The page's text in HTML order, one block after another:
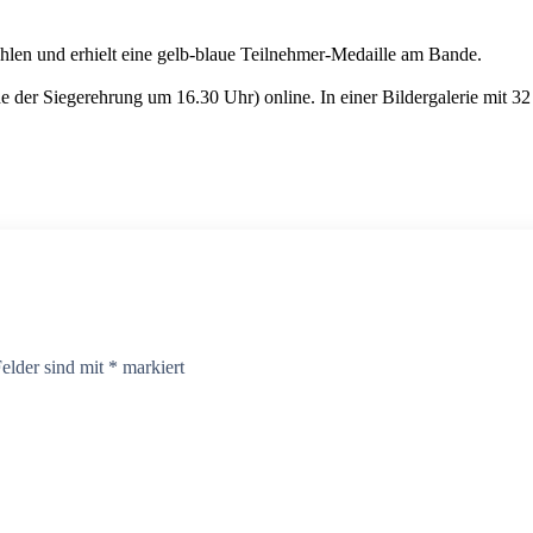
und erhielt eine gelb-blaue Teilnehmer-Medaille am Bande.
Siegerehrung um 16.30 Uhr) online. In einer Bildergalerie mit
sind mit * markiert